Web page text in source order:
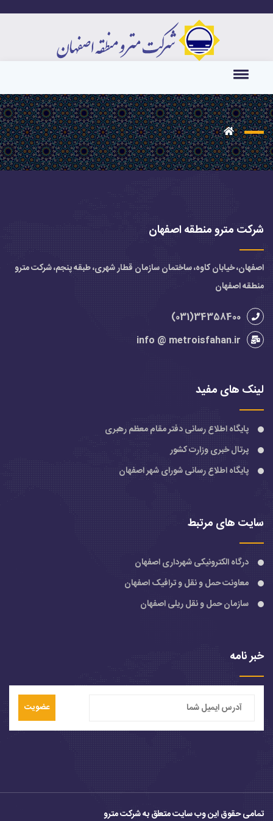
شرکت مترو منطقه اصفهان
اصفهان، خیابان کاوه، ساختمان سازمان قطار شهری، طبقه پنجم، شرکت مترو
منطقه اصفهان
34358400(031)
info @ metroisfahan.ir
لینک های مفید
پایگاه اطلاع رسانی دفتر مقام معظم رهبری
پرتال خبری وزارت کشور
پایگاه اطلاع رسانی شورای شهر اصفهان
سایت های مرتبط
درگاه الکترونیکی شهرداری اصفهان
معاونت حمل و نقل و ترافیک اصفهان
سازمان حمل و نقل ریلی اصفهان
خبر نامه
عضویت
تمامی حقوق این وب سایت متعلق به شرکت مترو